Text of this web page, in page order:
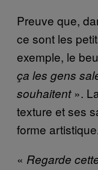
Preuve que,
ce sont les
exemple, le
ça les gens
souhaitent».
texture et ses
forme
« Regarde